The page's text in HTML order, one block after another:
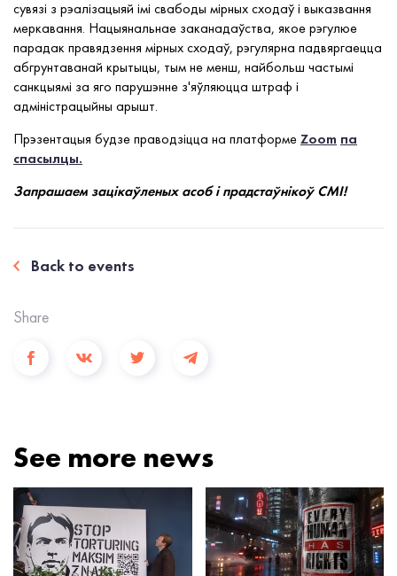
сувязі з рэалізацыяй імі свабоды мірных сходаў і выказвання
меркавання. Нацыянальнае заканадаўства, якое рэгулюе
парадак правядзення мірных сходаў, рэгулярна падвяргаецца
абгрунтаванай крытыцы, тым не менш, найбольш частымі
санкцыямі за яго парушэнне з'яўляюцца штраф і
адміністрацыйны арышт.
Прэзентацыя будзе праводзіцца на платформеZoom па
спасылцы.
Запрашаем зацікаўленых асоб і прадстаўнікоў СМІ!
Back to events
Share
See more news